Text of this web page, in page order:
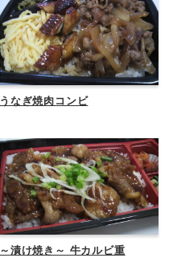
うなぎ焼肉コンビ
～漬け焼き～ 牛カルビ重